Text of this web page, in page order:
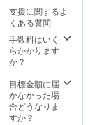
「これ
だ！」
と感じ
まし
た。雪
がいも
は、雪
深い青
森の冬
入くだ
さい。
あなた
のロ
ゴ、写
あなた
の住所
等、詳
細を添
支援に関するよ
くある質問
手数料はいく
らかかります
か？
目標金額に届
かなかった場
合どうなりま
すか？